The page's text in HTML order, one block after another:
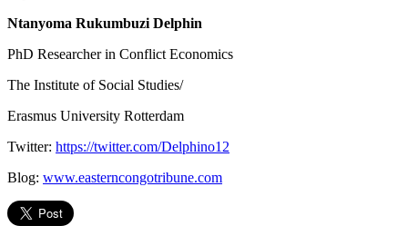
Ntanyoma Rukumbuzi Delphin
PhD Researcher in Conflict Economics
The Institute of Social Studies/
Erasmus University Rotterdam
Twitter: https://twitter.com/Delphino12
Blog: www.easterncongotribune.com